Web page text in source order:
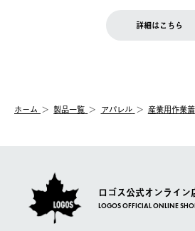
【配送業者】
佐川急便にて配送されます。
お客様都合の返品にかかる送料は、お
一度お手元の商品を返品いただき、ご希
LOGOS FAMILY会員の方は、会員マイ
詳細はこちら
ホーム 製品一覧 アパレル 産業用作業着
ロゴス公式オンライン
LOGOS OFFICIAL ONLINE